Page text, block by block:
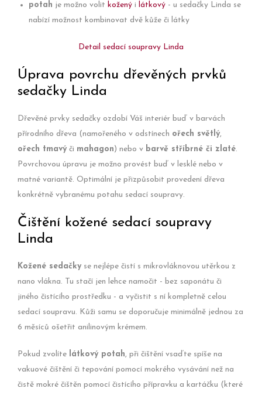
potah je možno volit kožený i látkový - u sedačky Linda se
nabízí možnost kombinovat dvě kůže či látky
Detail sedací soupravy Linda
Úprava povrchu dřevěných prvků
sedačky Linda
Dřevěné prvky sedačky ozdobí Váš interiér buď v barvách
přírodního dřeva (namořeného v odstínech ořech světlý,
ořech tmavý či mahagon) nebo v barvě stříbrné či zlaté.
Povrchovou úpravu je možno provést buď v lesklé nebo v
matné variantě. Optimální je přizpůsobit provedení dřeva
konkrétně vybranému potahu sedací soupravy.
Čištění kožené sedací soupravy
Linda
Kožené sedačky se nejlépe čistí s mikrovláknovou utěrkou z
nano vlákna. Tu stačí jen lehce namočit - bez saponátu či
jiného čistícího prostředku - a vyčistit s ní kompletně celou
sedací soupravu. Kůži samu se doporučuje minimálně jednou za
6 měsíců ošetřit anilinovým krémem.
Pokud zvolíte látkový potah, při čištění vsaďte spíše na
vakuové čištění či tepování pomocí mokrého vysávání než na
čistě mokré čištěn pomocí čistícího přípravku a kartáčku (které